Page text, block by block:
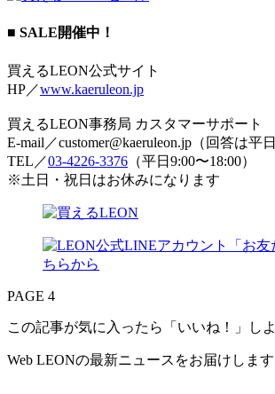
■ SALE開催中！
買えるLEON公式サイト
HP／www.kaeruleon.jp
買えるLEON事務局 カスタマーサポート
E-mail／customer@kaeruleon.jp（回答は平
TEL／03-4226-3376 （平日9:00〜18:00）
※土日・祝日はお休みになります
PAGE 4
この記事が気に入ったら「いいね！」し
Web LEONの最新ニュースをお届けします